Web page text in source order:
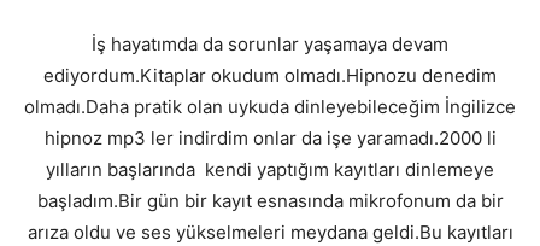
İş hayatımda da sorunlar yaşamaya devam
ediyordum.Kitaplar okudum olmadı.Hipnozu denedim
olmadı.Daha pratik olan uykuda dinleyebileceğim İngilizce
hipnoz mp3 ler indirdim onlar da işe yaramadı.2000 li
yılların başlarında kendi yaptığım kayıtları dinlemeye
başladım.Bir gün bir kayıt esnasında mikrofonum da bir
arıza oldu ve ses yükselmeleri meydana geldi.Bu kayıtları